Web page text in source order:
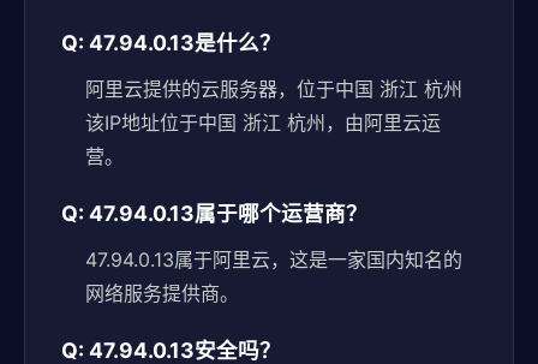
Q: 47.94.0.13是什么？
阿里云提供的云服务器，位于中国 浙江 杭州
该IP地址位于中国 浙江 杭州，由阿里云运
营。
Q: 47.94.0.13属于哪个运营商？
47.94.0.13属于阿里云，这是一家国内知名的
网络服务提供商。
Q: 47.94.0.13安全吗？